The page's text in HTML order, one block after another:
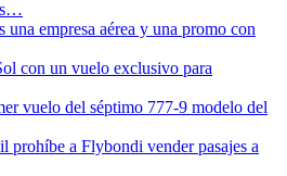
una empresa aérea y una promo con
con un vuelo exclusivo para
vuelo del séptimo 777-9 modelo del
prohíbe a Flybondi vender pasajes a